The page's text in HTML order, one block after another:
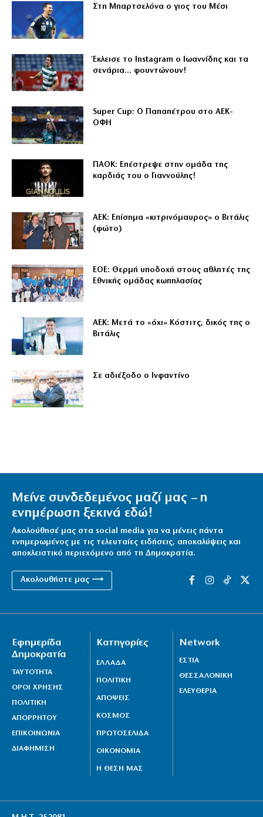
Στη Μπαρτσελόνα ο γιος του Μέσι
Έκλεισε το Instagram ο Ιωαννίδης και τα
σενάρια… φουντώνουν!
Super Cup: Ο Παπαπέτρου στο ΑΕΚ-
ΟΦΗ
ΠΑΟΚ: Επέστρεψε στην ομάδα της
καρδιάς του ο Γιαννούλης!
ΑΕΚ: Επίσημα «κιτρινόμαυρος» ο Βιτάλις
(φώτο)
ΕΟΕ: Θερμή υποδοχή στους αθλητές της
Εθνικής ομάδας κωπηλασίας
ΑΕΚ: Μετά το «όχι» Κόστιτς, δικός της ο
Βιτάλις
Σε αδιέξοδο ο Ινφαντίνο
Μείνε συνδεδεμένος μαζί μας – η
ενημέρωση ξεκινά εδώ!
Ακολούθησέ μας στα social media για να μένεις πάντα
ενημερωμένος με τις τελευταίες ειδήσεις, αποκαλύψεις και
αποκλειστικό περιεχόμενο από τη Δημοκρατία.
Ακολουθήστε μας ⟶
Εφημερίδα
Δημοκρατία
ΤΑΥΤΟΤΗΤΑ
ΟΡΟΙ ΧΡΗΣΗΣ
ΠΟΛΙΤΙΚΗ
ΑΠΟΡΡΗΤΟΥ
ΕΠΙΚΟΙΝΩΝΙΑ
ΔΙΑΦΗΜΙΣΗ
Κατηγορίες
ΕΛΛΑΔΑ
ΠΟΛΙΤΙΚΗ
ΑΠΟΨΕΙΣ
ΚΟΣΜΟΣ
ΠΡΩΤΟΣΕΛΙΔΑ
ΟΙΚΟΝΟΜΙΑ
Η ΘΕΣΗ ΜΑΣ
Network
ΕΣΤΙΑ
ΘΕΣΣΑΛΟΝΙΚΗ
ΕΛΕΥΘΕΡΙΑ